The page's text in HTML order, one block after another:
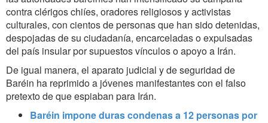
contra clérigos chiíes, oradores religiosos y activistas
culturales, con cientos de personas que han sido detenidas,
despojadas de su ciudadanía, encarceladas o expulsadas
del país insular por supuestos vínculos o apoyo a Irán.
De igual manera, el aparato judicial y de seguridad de
Baréin ha reprimido a jóvenes manifestantes con el falso
pretexto de que espiaban para Irán.
Baréin impone duras condenas a 12 personas por